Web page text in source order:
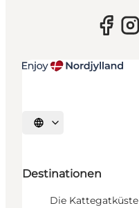
Sprache auswählen
Destinationen
Die Kattegatküste